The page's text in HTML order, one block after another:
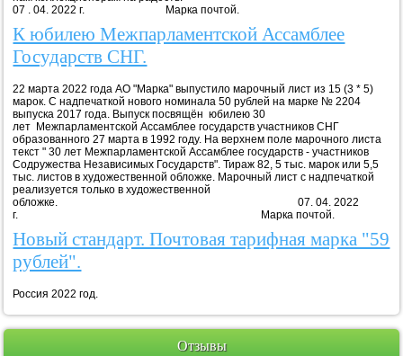
07 . 04. 2022 г. Марка почтой.
К юбилею Межпарламентской Ассамблее
Государств СНГ.
22 марта 2022 года АО "Марка" выпустило марочный лист из 15 (3 * 5)
марок. С надпечаткой нового номинала 50 рублей на марке № 2204
выпуска 2017 года. Выпуск посвящён юбилею 30
лет Межпарламентской Ассамблее государств участников СНГ
образованного 27 марта в 1992 году. На верхнем поле марочного листа
текст " 30 лет Межпарламентской Ассамблее государств - участников
Содружества Независимых Государств". Тираж 82, 5 тыс. марок или 5,5
тыс. листов в художественной обложке. Марочный лист с надпечаткой
реализуется только в художественной
обложке. 07. 04. 2022
г. Марка почтой.
Новый стандарт. Почтовая тарифная марка "59
рублей".
Россия 2022 год.
Отзывы